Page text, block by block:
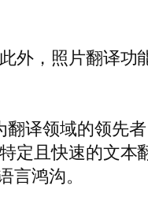
外，照片翻译功
译领域的领先
定且快速的文本
鸿沟。